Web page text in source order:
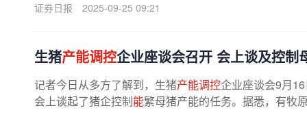
证券日报
2025-09-25 09:21
生猪产能调控企业座谈会召开 会上谈及控制
记者今日从多方了解到，生猪产能调控企业座谈会9月
会上谈起了猪企控制能繁母猪产能的任务。据悉，有牧